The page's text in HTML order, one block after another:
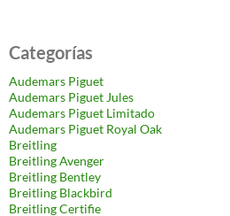
Categorías
Audemars Piguet
Audemars Piguet Jules
Audemars Piguet Limitado
Audemars Piguet Royal Oak
Breitling
Breitling Avenger
Breitling Bentley
Breitling Blackbird
Breitling Certifie